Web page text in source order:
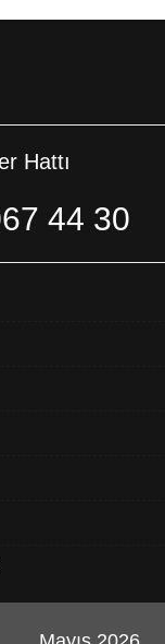
Hattı
44 30